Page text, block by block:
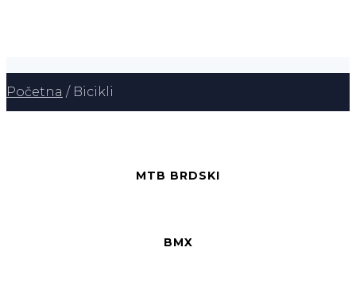
Početna / Bicikli
MTB BRDSKI
BMX